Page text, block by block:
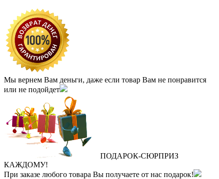
Мы вернем Вам деньги, даже если товар Вам не понравится
или не подойдет
ПОДАРОК‐СЮРПРИЗ
КАЖДОМУ!
При заказе любого товара Вы получаете от нас подарок!